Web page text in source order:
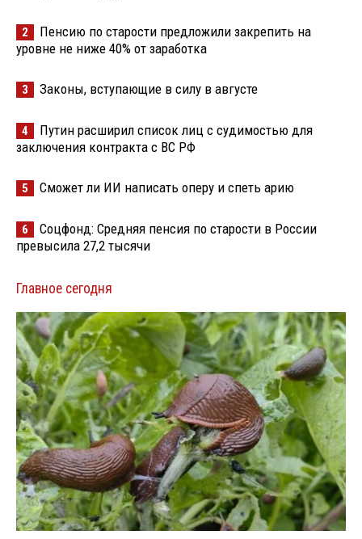
2
Пенсию по старости предложили закрепить на
уровне не ниже 40% от заработка
3 Законы, вступающие в силу в августе
4
Путин расширил список лиц с судимостью для
заключения контракта с ВС РФ
5 Сможет ли ИИ написать оперу и спеть арию
6
Соцфонд: Средняя пенсия по старости в России
превысила 27,2 тысячи
Главное сегодня